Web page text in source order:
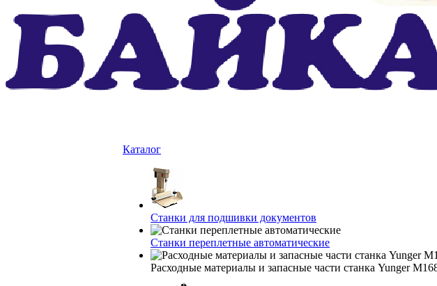
Каталог
Станки для подшивки документов
Станки переплетные автоматические
Расходные материалы и запасные части станка Yunger